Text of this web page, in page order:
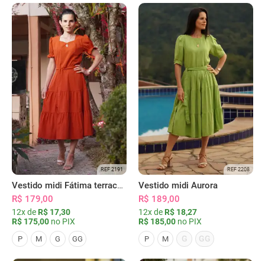
REF 2191
Vestido midi Fátima terracota
R$ 179,00
12x de R$ 17,30
R$ 175,00 no PIX
P M G GG
REF 2208
Vestido midi Aurora
R$ 189,00
12x de R$ 18,27
R$ 185,00 no PIX
P M G GG